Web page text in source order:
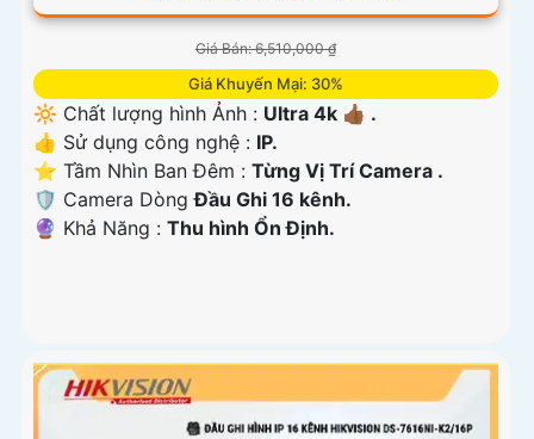
Giá Bán: 6,510,000 ₫
Giá Khuyến Mại: 30%
🔆 Chất lượng hình Ảnh : Ultra 4k 👍🏾 .
👍 Sử dụng công nghệ : IP.
⭐ Tầm Nhìn Ban Đêm : Từng Vị Trí Camera .
🛡 Camera DòngĐầu Ghi 16 kênh.
️🔮 Khả Năng : Thu hình Ổn Định.